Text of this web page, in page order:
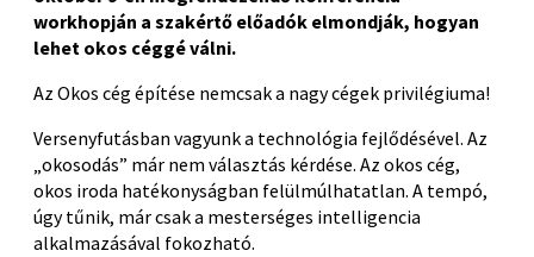
workhopján a szakértő előadók elmondják, hogyan
lehet okos céggé válni.
Az Okos cég építése nemcsak a nagy cégek privilégiuma!
Versenyfutásban vagyunk a technológia fejlődésével. Az
„okosodás” már nem választás kérdése. Az okos cég,
okos iroda hatékonyságban felülmúlhatatlan. A tempó,
úgy tűnik, már csak a mesterséges intelligencia
alkalmazásával fokozható.